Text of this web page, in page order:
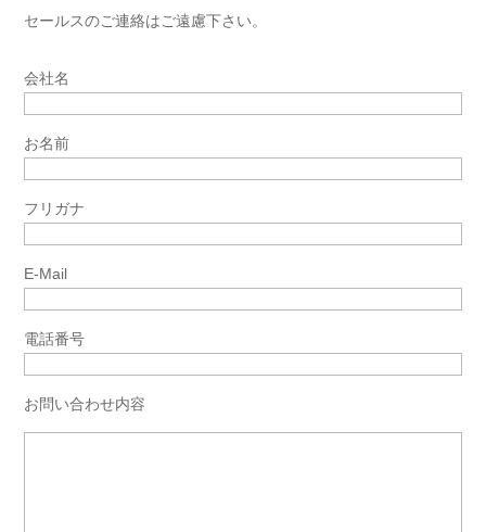
セールスのご連絡はご遠慮下さい。
会社名
お名前
フリガナ
E-Mail
電話番号
お問い合わせ内容